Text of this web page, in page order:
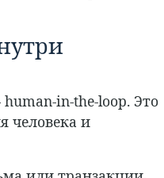
in-the-loop. Это
человека и